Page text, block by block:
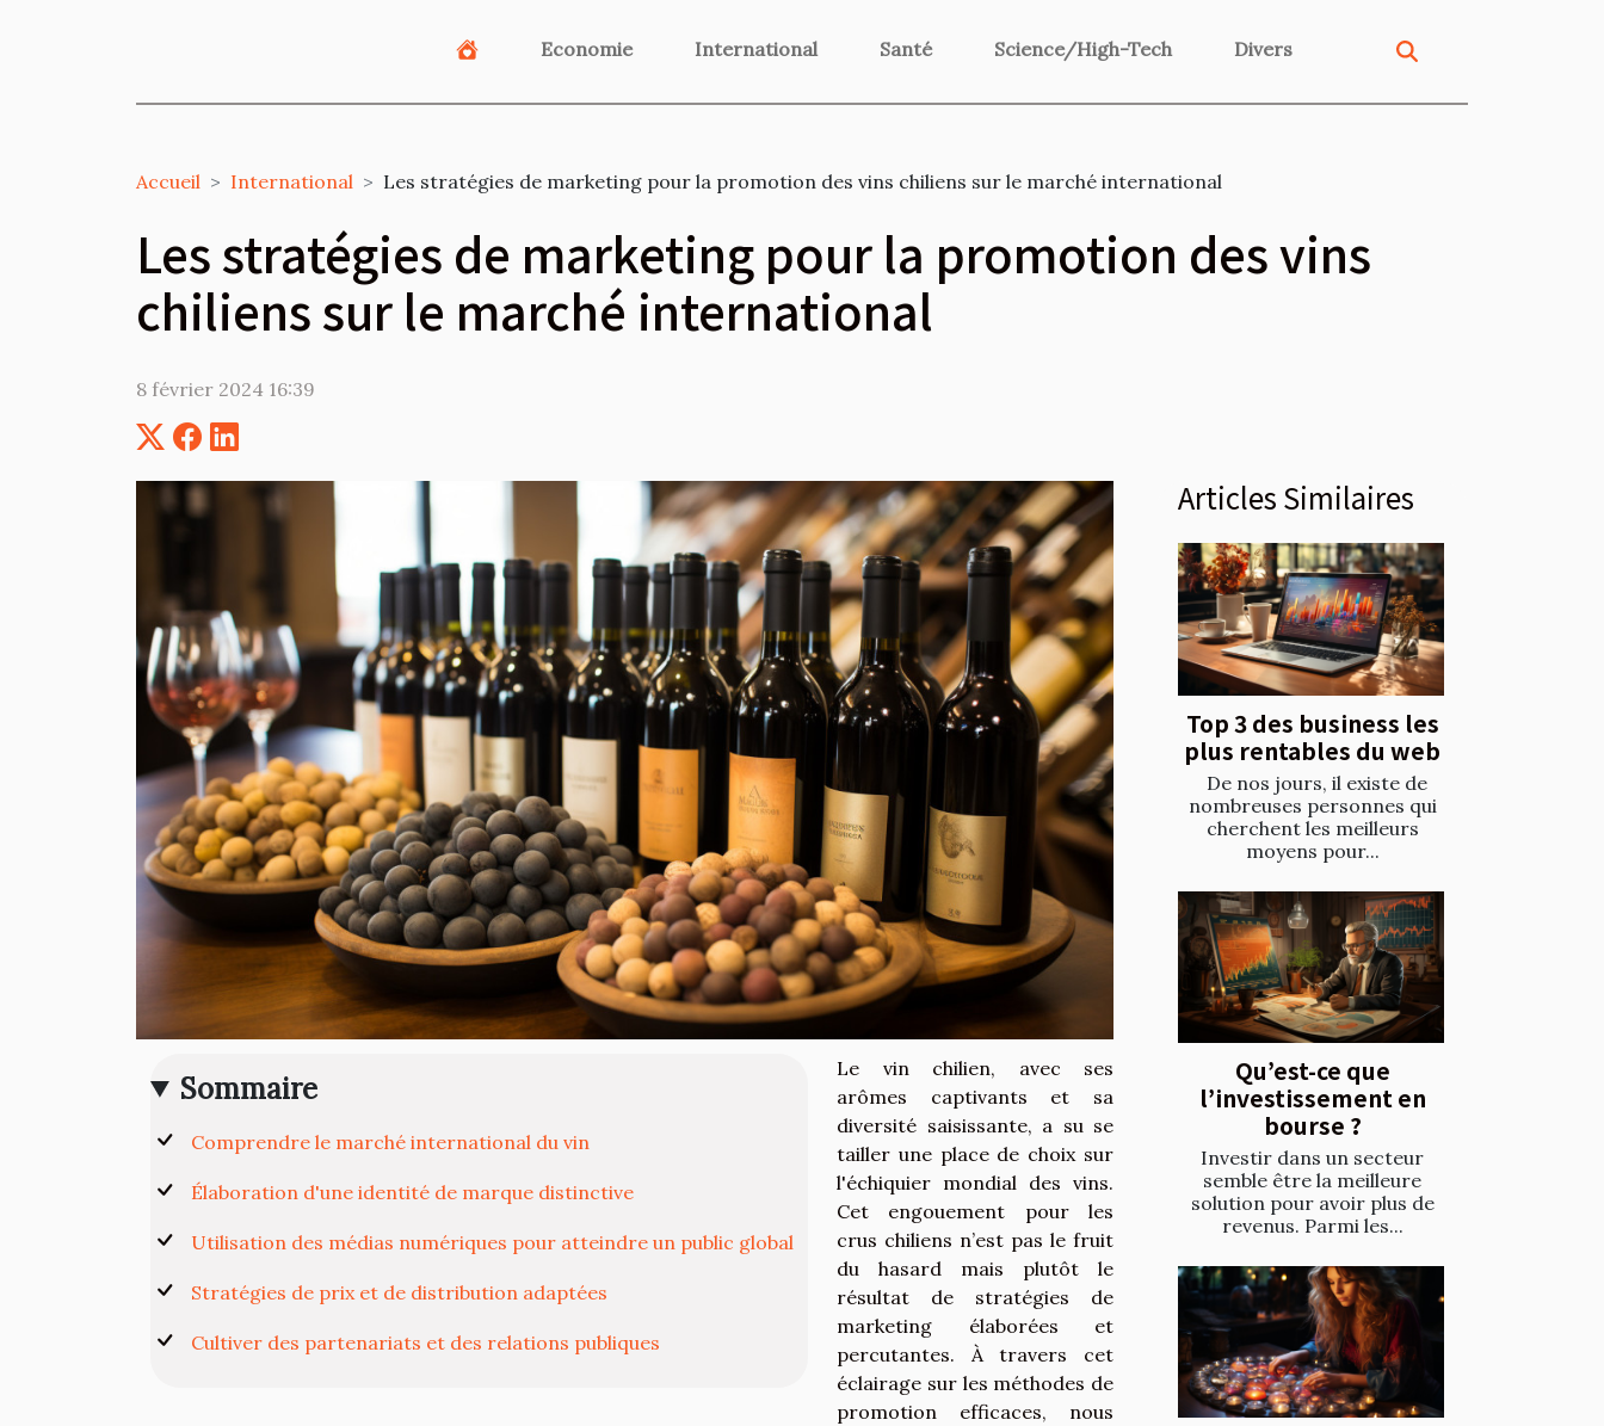
Economie International Santé Science/High-Tech Divers
Accueil International Les stratégies de marketing pour la promotion des vins chiliens sur le marché international
Les stratégies de marketing pour la promotion des vins
chiliens sur le marché international
8 février 2024 16:39
Sommaire
Comprendre le marché international du vin
Élaboration d'une identité de marque distinctive
Utilisation des médias numériques pour atteindre un public global
Stratégies de prix et de distribution adaptées
Cultiver des partenariats et des relations publiques
Le vin chilien, avec ses
arômes captivants et sa
diversité saisissante, a su se
tailler une place de choix sur
l'échiquier mondial des vins.
Cet engouement pour les
crus chiliens n’est pas le fruit
du hasard mais plutôt le
résultat de stratégies de
marketing élaborées et
percutantes. À travers cet
éclairage sur les méthodes de
promotion efficaces, nous
Articles Similaires
Top 3 des business les
plus rentables du web
De nos jours, il existe de
nombreuses personnes qui
cherchent les meilleurs
moyens pour...
Qu’est-ce que
l’investissement en
bourse ?
Investir dans un secteur
semble être la meilleure
solution pour avoir plus de
revenus. Parmi les...